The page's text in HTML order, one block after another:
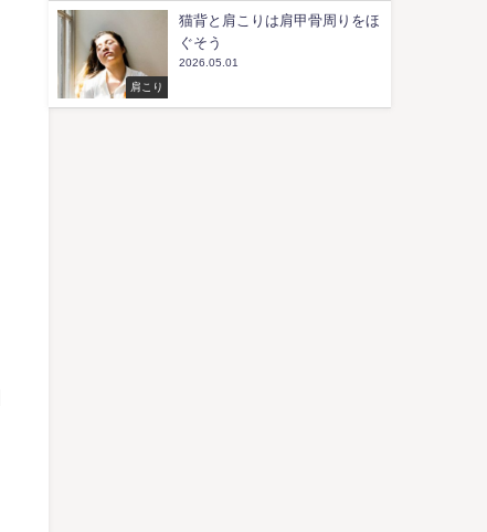
肩こり
猫背と肩こりは肩甲骨周りをほ
ぐそう
2026.05.01